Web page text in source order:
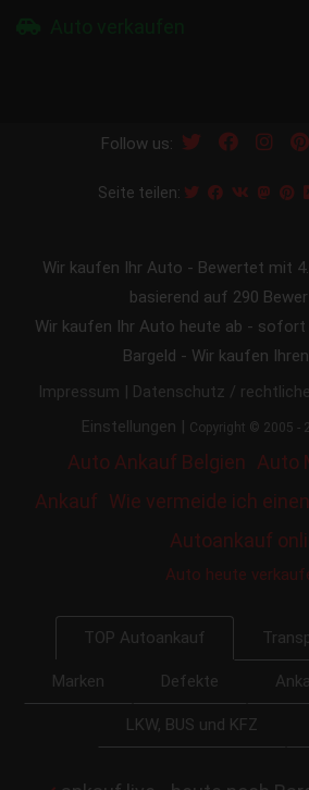
Follow us:
Seite teilen:
Wir kaufen Ihr Auto - Bewertet mit
basierend auf 290
Wir kaufen Ihr Auto heute ab -
Bargeld - Wir kaufen
Impressum | Datenschutz /
Einstellungen | Copyright © 2005 -
Auto Ankauf Belgien
Auto
Ankauf Wie vermeide ich
Autoankauf
Auto heute
TOP Autoankauf
Marken Defekte
LKW, BUS und KFZ